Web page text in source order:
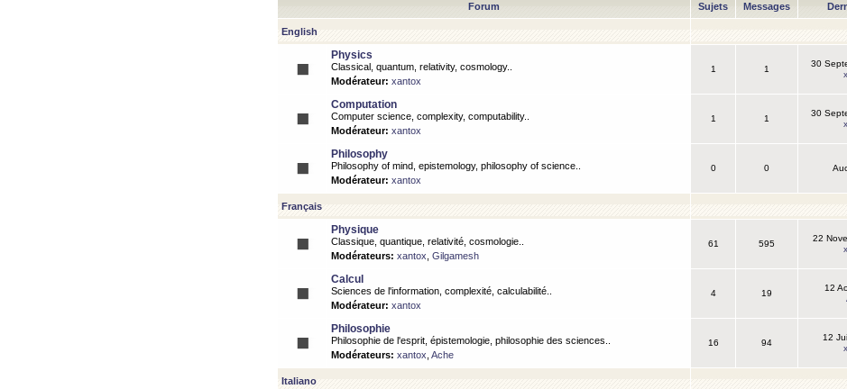
Forum Sujets Messages
English
Physics
Classical, quantum, relativity, cosmology..
Modérateur: xantox
1 1
30
Computation
Computer science, complexity, computability..
Modérateur: xantox
1 1
30
Philosophy
Philosophy of mind, epistemology, philosophy of science..
Modérateur: xantox
0 0
Français
Physique
Classique, quantique, relativité, cosmologie..
Modérateurs: xantox Gilgamesh
61 595
22
Calcul
Sciences de l'information, complexité, calculabilité..
Modérateur: xantox
4 19
12
Philosophie
Philosophie de l'esprit, épistemologie, philosophie des sciences..
Modérateurs: xantox Ache
16 94
12
Italiano